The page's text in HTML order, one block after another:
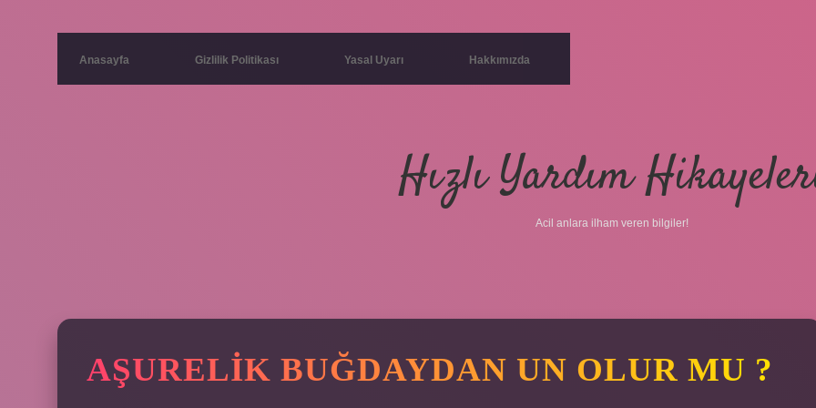
Anasayfa Gizlilik Politikası Yasal Uyarı Hakkımızda
Hızlı Yardım
Acil anlara ilham veren bilgiler!
AŞURELIK BUĞDAYDAN UN OLUR MU ?